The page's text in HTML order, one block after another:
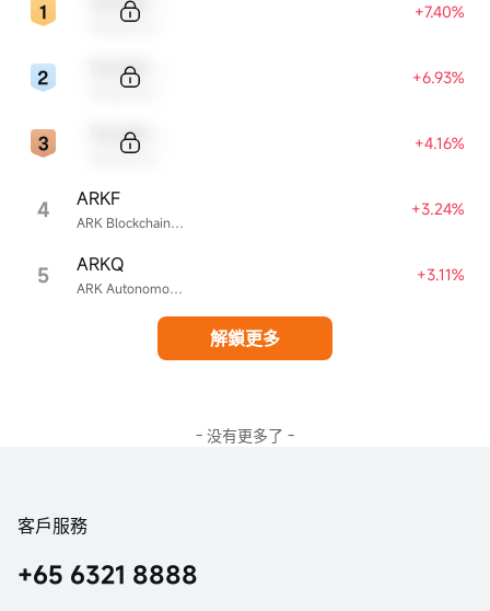
+7.40%
+6.93%
+4.16%
4 ARK Blockchain & Fintech Innovation ETF
ARKF +3.24%
5 ARK Autonomous Technology & Robotics ETF
ARKQ +3.11%
解鎖更多
- 没有更多了 -
客戶服務
+65 6321 8888